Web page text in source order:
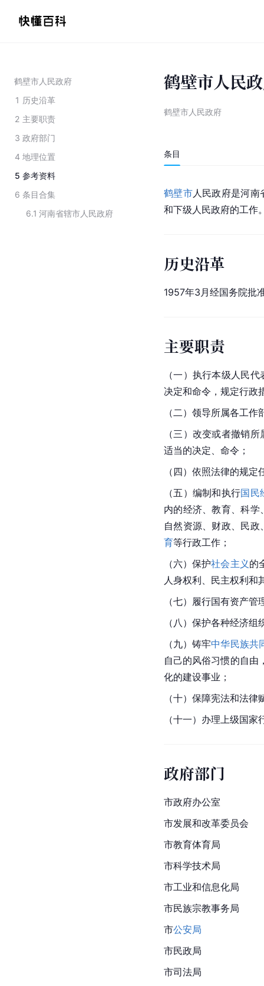
鹤壁市人民政府
1 历史沿革
2 主要职责
3 政府部门
4 地理位置
5 参考资料
6 条目合集
6.1 河南省辖市人民政府
鹤壁市人民
鹤壁市人民政府
条目
鹤壁市人民政府是河南
和下级人民政府的工作
历史沿革
1957年3月经国务院批
主要职责
（一）执行本级人民
决定和命令，规定行政
（二）领导所属各工
（三）改变或者撤销
适当的决定、命令；
（四）依照法律的规
（五）编制和执行国民
内的经济、教育、科
自然资源、财政、 民政
育等行政工作；
（六）保护社会主义 的
人身权利、民主权利和
（七）履行国有资产管
（八）保护各种经济组
（九）铸牢中华民族共
自己的风俗习惯的自由
化的建设事业；
（十）保障宪法和法
（十一）办理上级国
政府部门
市政府办公室
市发展和改革委员会
市教育体育局
市科学技术局
市工业和信息化局
市民族宗教事务局
市公安局
市民政局
市司法局